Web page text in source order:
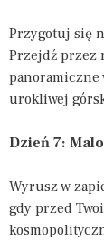
Przygotuj się
Przejdź przez
panoramiczne
urokliwej
Dzień 7:
Wyrusz w
gdy przed